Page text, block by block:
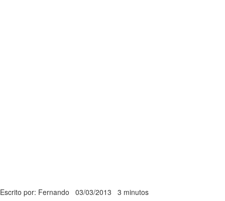
Escrito por: Fernando 03/03/2013 3 minutos